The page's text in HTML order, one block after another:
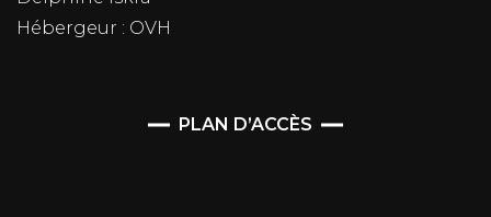
Hébergeur : OVH
PLAN D’ACCÈS